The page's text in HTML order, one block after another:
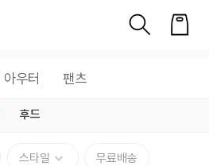
아우터 팬츠
후드
스타일 무료배송